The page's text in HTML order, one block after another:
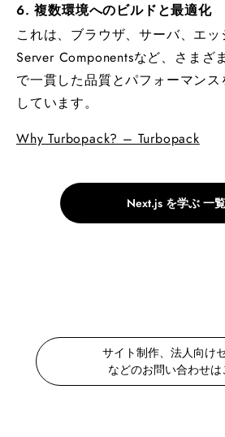
6. 複数環境へのビルドと最適化
これは、ブラウザ、サーバ、エッ
Server Componentsなど、さまざ
で一貫した品質とパフォーマン
しています。
Why Turbopack? – Turbopack
Next.js を学ぶ 一
サイト制作、法人向け
などのお問い合わせは